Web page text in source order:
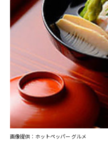
画像提供：ホットペッパー グルメ